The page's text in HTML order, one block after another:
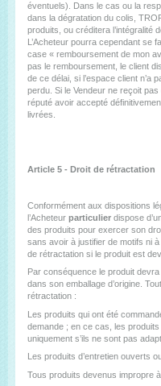
éventuels). Dans le cas ou la
dans la dégratation du colis,
produits, ou créditera l’intégralité
L’Acheteur pourra cependant se
case « remboursement de mon
pas le remboursement, le client
de ce délai, si l’espace client n’a
perdu. Si le Vendeur ne reçoit
réputé avoir accepté
livrées.
Article 5 - Droit de rétractation
Conformément aux dispositions
l’Acheteur particulier dispose
des produits pour exercer son
sans avoir à justifier de motifs ni
de rétractation si le produit est
Par conséquence le produit
dans son emballage d’origine.
rétractation :
Les produits qui ont été
demande ; en ce cas, les produits
uniquement s’ils ne sont pas
Les produits d’entretien ouverts
Tous produits devenus impropre